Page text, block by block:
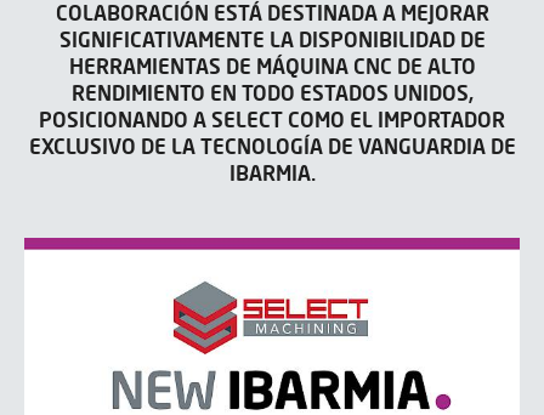
COLABORACIÓN ESTÁ DESTINADA A MEJORAR
SIGNIFICATIVAMENTE LA DISPONIBILIDAD DE
HERRAMIENTAS DE MÁQUINA CNC DE ALTO
RENDIMIENTO EN TODO ESTADOS UNIDOS,
POSICIONANDO A SELECT COMO EL IMPORTADOR
EXCLUSIVO DE LA TECNOLOGÍA DE VANGUARDIA DE
IBARMIA.